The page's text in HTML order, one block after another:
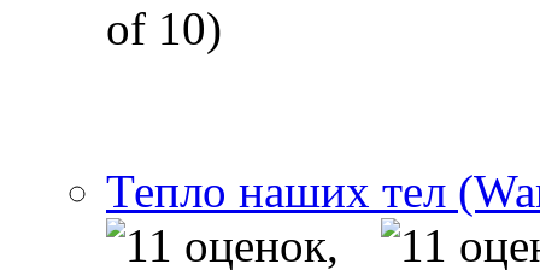
of 10)
Тепло наших тел